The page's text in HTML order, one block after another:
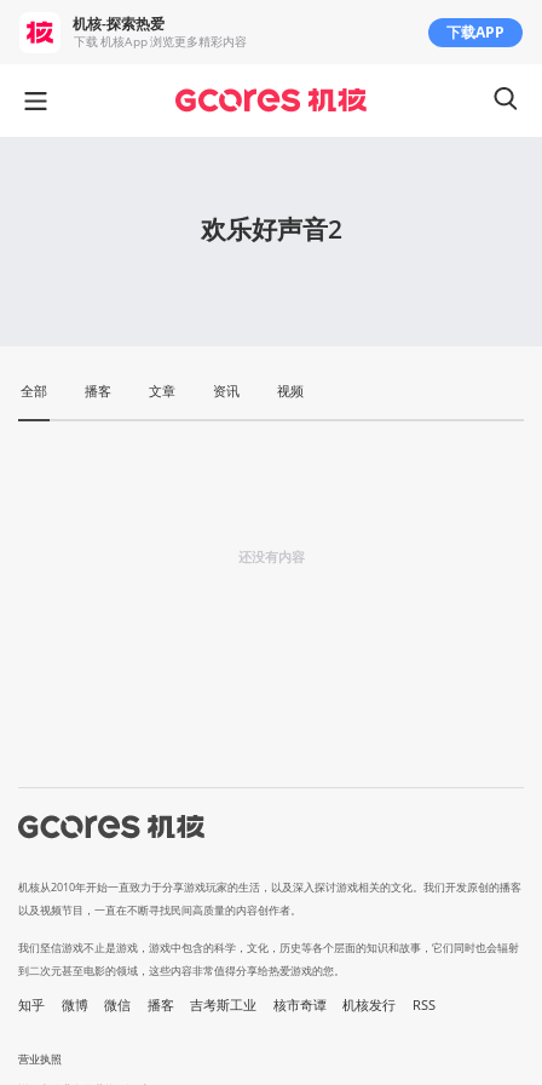
欢乐好声音2
全部 播客 文章 资讯 视频
还没有内容
机核从2010年开始一直致力于分享游戏玩家的生活，以及深入探讨游戏相关的文化。我们开发原创的播客
以及视频节目，一直在不断寻找民间高质量的内容创作者。
我们坚信游戏不止是游戏，游戏中包含的科学，文化，历史等各个层面的知识和故事，它们同时也会辐射
到二次元甚至电影的领域，这些内容非常值得分享给热爱游戏的您。
知乎 微博 微信 播客 吉考斯工业 核市奇谭 机核发行 RSS
营业执照
机核-探索热爱
下载 机核App 浏览更多精彩内容 下载APP